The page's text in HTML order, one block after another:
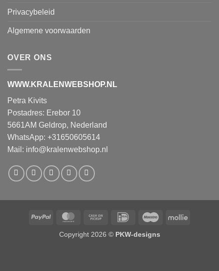
Privacybeleid
Algemene voorwaarden
OVER ONS
WWW.KRALENWEBSHOP.NL
Petra Kivits
Postadres: Erebor 10
5661AM Geldrop, Nederland
WhatsApp: +31650605614
Mail: info@kralenwebshop.nl
PayPal MasterCardCash
Pickup
IDeal Maestro Mollie
Copyright 2026 © PKW-designs